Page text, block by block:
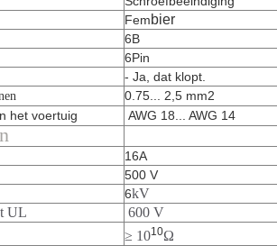
Fembier
6B
6Pin
- Ja, dat klopt.
0.75... 2,5 mm2
het voertuig
AWG 18... AWG 14
16A
500 V
6kV
UL
600 V
≥ 1010Ω